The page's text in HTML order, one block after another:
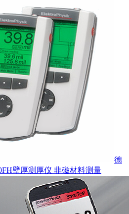
德
壁厚测厚仪 非磁材料测量